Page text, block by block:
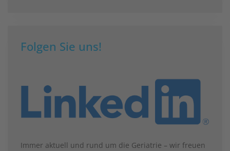
Folgen Sie uns!
Immer aktuell und rund um die Geriatrie – wir freuen